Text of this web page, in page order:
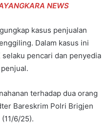
NEWS
kasus penjualan
Dalam kasus ini
pencari dan penyedia
terhadap dua orang
Bareskrim Polri Brigjen
6/25).